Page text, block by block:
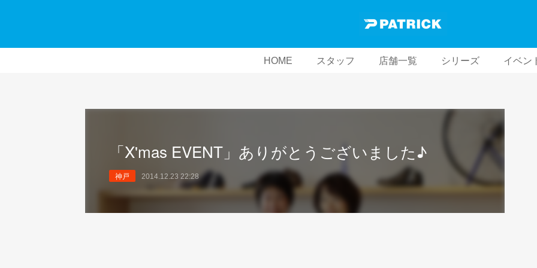
HOME スタッフ 店舗一覧 シリーズ イベン
「X'mas EVENT」ありがとうございました♪
神戸 2014.12.23 22:28